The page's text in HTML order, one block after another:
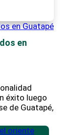
en
éxito luego
de Guatapé,